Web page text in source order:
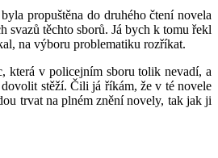
propuštěna do druhého čtení novela
svazů těchto sborů. Já bych k tomu řekl
na výboru problematiku rozříkat.
která v policejním sboru tolik nevadí, a
stěží. Čili já říkám, že v té novele
trvat na plném znění novely, tak jak ji